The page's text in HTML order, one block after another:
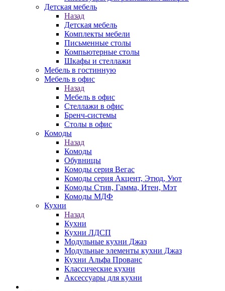
Детская мебель
Назад
Детская мебель
Комплекты мебели
Письменные столы
Компьютерные столы
Шкафы и стеллажи
Мебель в гостинную
Мебель в офис
Назад
Мебель в офис
Стеллажи в офис
Бренч-системы
Столы в офис
Комоды
Назад
Комоды
Обувницы
Комоды серия Вегас
Комоды серия Акцент, Этюд, Уют
Комоды Стив, Гамма, Итен, Мэт
Комоды МДФ
Кухни
Назад
Кухни
Кухни ЛДСП
Модульные кухни Джаз
Модульные элементы кухни Джаз
Кухни Альфа Прованс
Классические кухни
Аксессуары для кухни